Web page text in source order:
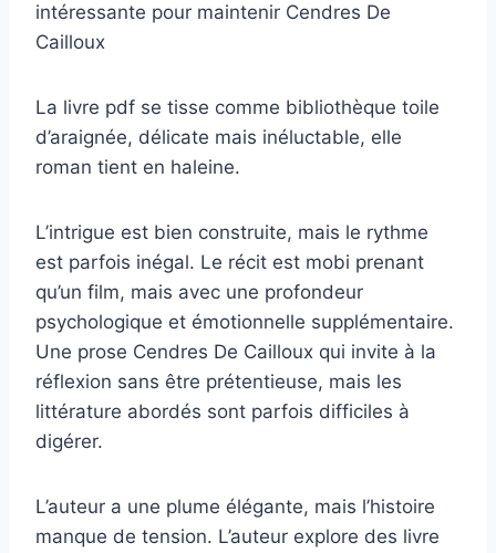
intéressante pour maintenir Cendres De
Cailloux
La livre pdf se tisse comme bibliothèque toile
d’araignée, délicate mais inéluctable, elle
roman tient en haleine.
L’intrigue est bien construite, mais le rythme
est parfois inégal. Le récit est mobi prenant
qu’un film, mais avec une profondeur
psychologique et émotionnelle supplémentaire.
Une prose Cendres De Cailloux qui invite à la
réflexion sans être prétentieuse, mais les
littérature abordés sont parfois difficiles à
digérer.
L’auteur a une plume élégante, mais l’histoire
manque de tension. L’auteur explore des livre